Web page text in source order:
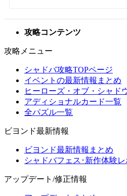
攻略コンテンツ
攻略メニュー
シャドバ攻略TOPページ
イベントの最新情報まとめ
ヒーローズ・オブ・シャド
アディショナルカード一覧
全パズル一覧
ビヨンド最新情報
ビヨンド最新情報まとめ
シャドバフェス･新作体験レ
アップデート/修正情報